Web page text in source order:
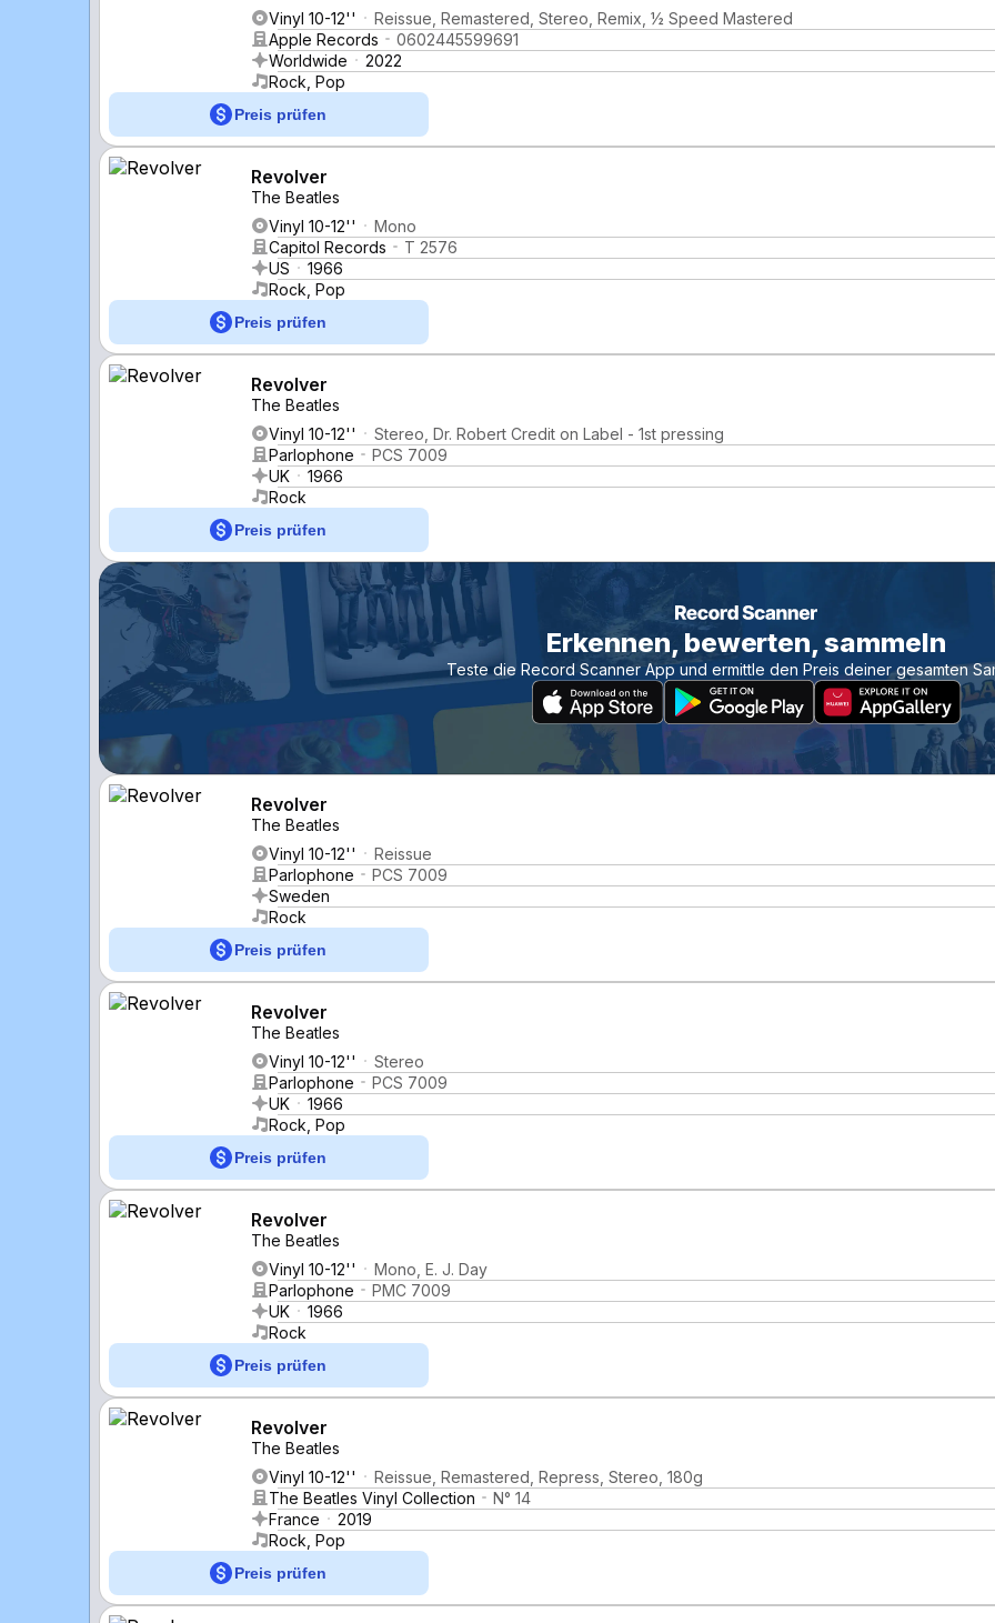
Vinyl 10-12''
Reissue, Remastered, Stereo, Remix, ½ Speed Mastered
Apple Records
0602445599691
Worldwide
2022
Rock, Pop
Preis prüfen
Revolver
The Beatles
Vinyl 10-12''
Mono
Capitol Records
T 2576
US
1966
Rock, Pop
Preis prüfen
Revolver
The Beatles
Vinyl 10-12''
Stereo, Dr. Robert Credit on Label - 1st pressing
Parlophone
PCS 7009
UK
1966
Rock
Preis prüfen
Erkennen, bewerten, sammeln
Teste die Record Scanner App und ermittle den Preis deiner gesamten
Revolver
The Beatles
Vinyl 10-12''
Reissue
Parlophone
PCS 7009
Sweden
Rock
Preis prüfen
Revolver
The Beatles
Vinyl 10-12''
Stereo
Parlophone
PCS 7009
UK
1966
Rock, Pop
Preis prüfen
Revolver
The Beatles
Vinyl 10-12''
Mono, E. J. Day
Parlophone
PMC 7009
UK
1966
Rock
Preis prüfen
Revolver
The Beatles
Vinyl 10-12''
Reissue, Remastered, Repress, Stereo, 180g
The Beatles Vinyl Collection
N° 14
France
2019
Rock, Pop
Preis prüfen